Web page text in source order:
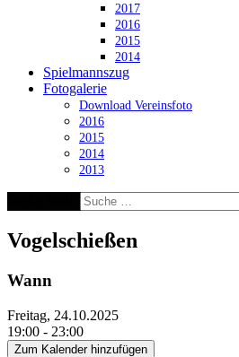
2017
2016
2015
2014
Spielmannszug
Fotogalerie
Download Vereinsfoto
2016
2015
2014
2013
Vogelschießen
Wann
Freitag, 24.10.2025
19:00 - 23:00
Zum Kalender hinzufügen